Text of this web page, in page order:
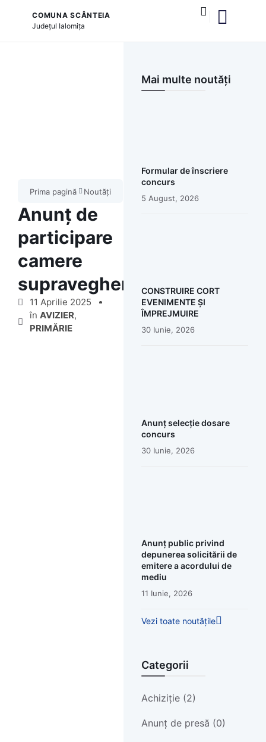
COMUNA SCÂNTEIA
Județul Ialomița
Prima pagină Noutăți
Anunț de
participare
camere
supraveghere
11 Aprilie 2025
în AVIZIER,
PRIMĂRIE
Mai multe noutăți
Formular de înscriere
concurs
5 August, 2026
CONSTRUIRE CORT
EVENIMENTE ȘI
ÎMPREJMUIRE
30 Iunie, 2026
Anunț selecție dosare
concurs
30 Iunie, 2026
Anunț public privind
depunerea solicitării de
emitere a acordului de
mediu
11 Iunie, 2026
Vezi toate noutățile
Categorii
Achiziție (2)
Anunț de presă (0)